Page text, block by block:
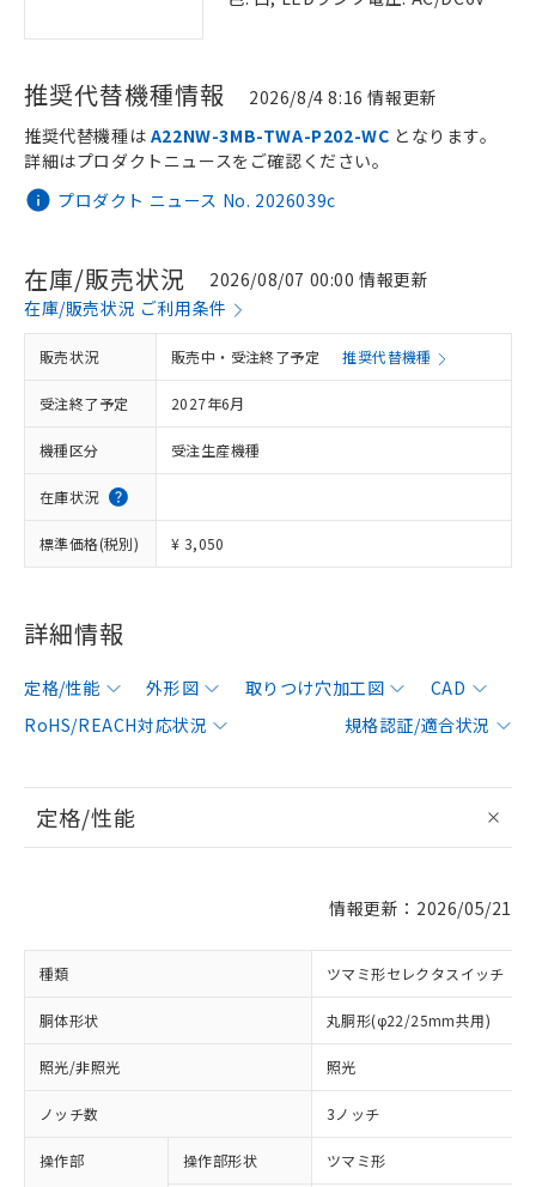
推奨代替機種情報 2026/8/4 8:16 情報更新
プロダクト ニュース No. 2026039c
推奨代替機種は A22NW-3MB-TWA-P202-WC となります。
詳細はプロダクトニュースをご確認ください。
在庫/販売状況
2026/08/07 00:00 情報更新
在庫/販売状況 ご利用条件
販売状況 販売中・受注終了予定 推奨代替機種
受注終了予定 2027年6月
機種区分 受注生産機種
在庫状況
標準価格(税別) ¥ 3,050
詳細情報
定格/性能 外形図 取りつけ穴加工図
CAD
RoHS/REACH対応状況
規格認証/適合状況
定格/性能
情報更新：2026/05/21
種類 ツマミ形セレクタスイッチ
胴体形状 丸胴形(φ22/25mm共用)
照光/非照光 照光
ノッチ数 3ノッチ
操作部 操作部形状 ツマミ形